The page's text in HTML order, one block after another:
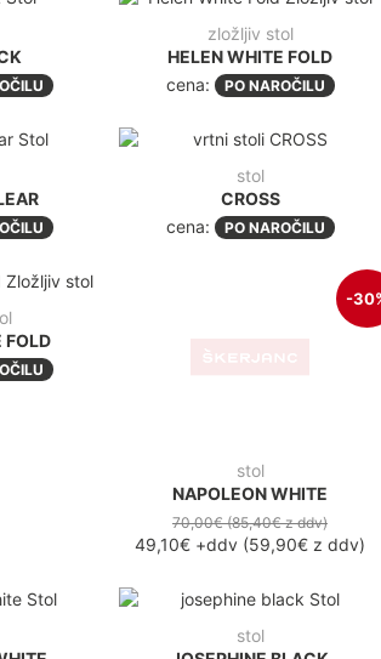
zložljiv stol
HELEN WHITE FOLD
cena:
PO NAROČILU
stol
CROSS
cena:
PO NAROČILU
FOLD
-
stol
JOSEPHINE BLACK
cena: PO NAROČILU
BLOOM WHITE